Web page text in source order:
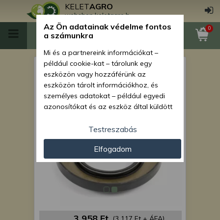
KELETAGRO
webshop.keletagro.hu
0
Force 915 szimmering,
58x103x12/20, differenciálmű
Az Ön adatainak védelme fontos
a számunkra
Mi és a partnereink információkat –
például cookie-kat – tárolunk egy
eszközön vagy hozzáférünk az
eszközön tárolt információkhoz, és
személyes adatokat – például egyedi
azonosítókat és az eszköz által küldött
személyre szabott hirdetések és
tartalom nyújtásához, hirdetés- és
tartalomméréshez, nézettségi adatok
gyűjtéséhez, valamint termékek
kifejlesztéséhez és a termékek
javításához. Az Ön engedélyével mi és a
partnereink eszközleolvasásos
adatokat és azonosítási információkat
Testreszabás
Elfogadom